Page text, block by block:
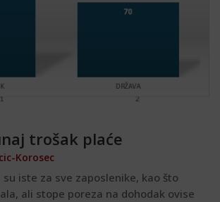
trošak plaće
Korosec
iste za sve zaposlenike, kao što
ali stope poreza na dohodak ovise